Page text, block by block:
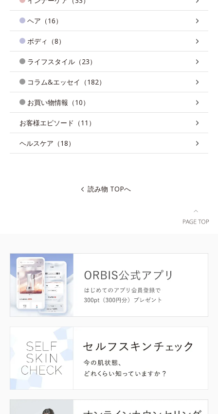
ヘア（16）
ボディ（8）
ライフスタイル（23）
コラム&エッセイ（182）
お買い物情報（10）
お客様エピソード（11）
ヘルスケア（18）
読み物 TOPへ